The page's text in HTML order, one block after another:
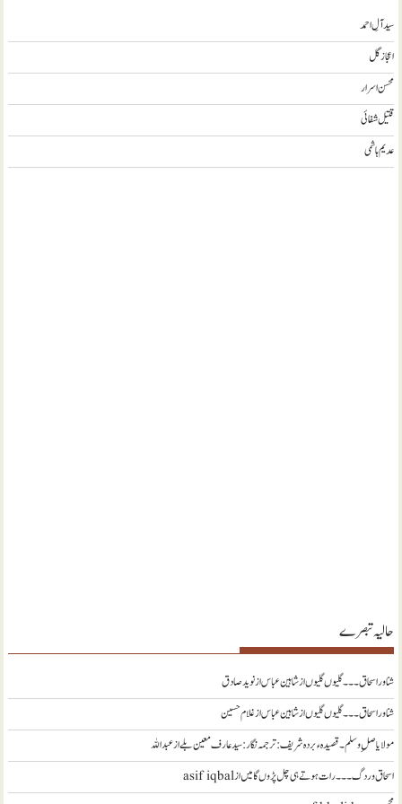
سید آلِ احمد
اعجاز گل
محسن اسرار
قتیل شفائی
عدیم ہاشمی
حالیہ تبصرے
شناور اسحاق ۔۔۔ گلیوں گلیوں از شاہین عباسازنويد صادق
شناور اسحاق ۔۔۔ گلیوں گلیوں از شاہین عباسازغلام حسین
مولا یا صلِ وسلم ۔قصیدہ ء بردہ شریف: ترجمہ نگار : سید عارف معین بلےازعبداللہ
اسحاق وردگ ۔۔۔ رات ہوتے ہی چل پڑوں گا میںازasif iqbal